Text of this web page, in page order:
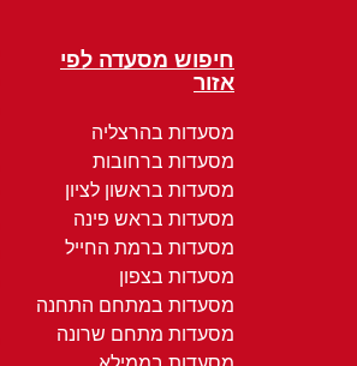
חיפוש מסעדה לפי
אזור
מסעדות בהרצליה
מסעדות ברחובות
מסעדות בראשון לציון
מסעדות בראש פינה
מסעדות ברמת החייל
מסעדות בצפון
מסעדות במתחם התחנה
מסעדות מתחם שרונה